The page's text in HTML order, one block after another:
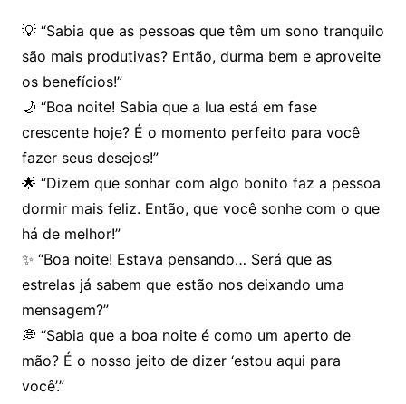
💡 “Sabia que as pessoas que têm um sono tranquilo
são mais produtivas? Então, durma bem e aproveite
os benefícios!”
🌙 “Boa noite! Sabia que a lua está em fase
crescente hoje? É o momento perfeito para você
fazer seus desejos!”
🌟 “Dizem que sonhar com algo bonito faz a pessoa
dormir mais feliz. Então, que você sonhe com o que
há de melhor!”
✨ “Boa noite! Estava pensando… Será que as
estrelas já sabem que estão nos deixando uma
mensagem?”
💭 “Sabia que a boa noite é como um aperto de
mão? É o nosso jeito de dizer ‘estou aqui para
você’.”